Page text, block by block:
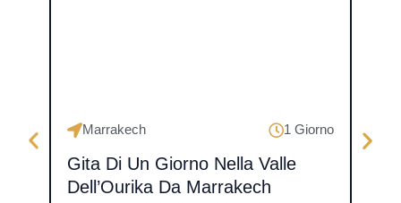
Marrakech 1 Giorno
Gita Di Un Giorno Nella Valle
Dell’Ourika Da Marrakech